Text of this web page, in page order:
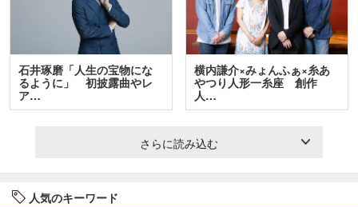
石井琢磨「人生の宝物にな
るように」 初披露曲やレ
ア…
横内謙介×みょんふぁ×糸あ
やつり人形一糸座 創作
人…
さらに読み込む
人気のキーワード